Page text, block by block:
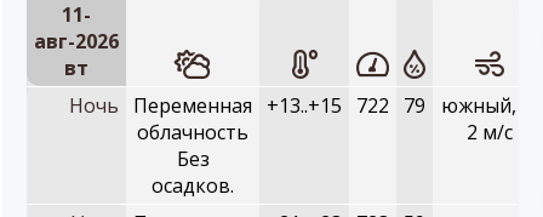
11-
авг-2026
вт
Ночь
Переменная
облачность
Без
осадков.
+13..+15 722 79
южный, 0-
2 м/с